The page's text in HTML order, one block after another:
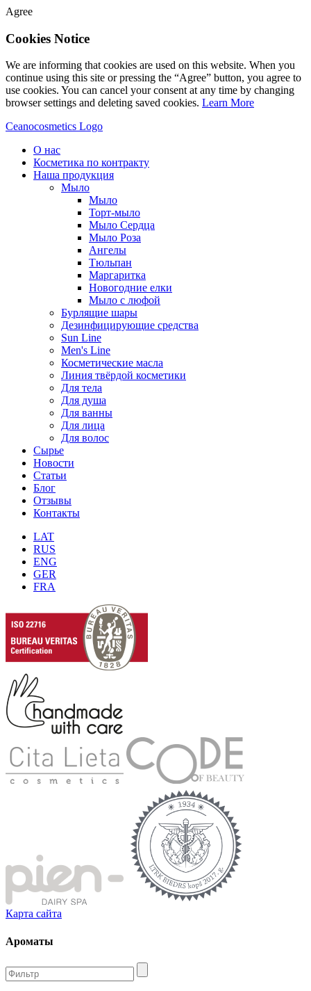
Agree
Cookies Notice
We are informing that cookies are used on this website. When you
continue using this site or pressing the “Agree” button, you agree to
use cookies. You can cancel your consent at any time by changing
browser settings and deleting saved cookies. Learn More
Ceanocosmetics Logo
О нас
Косметика по контракту
Наша продукция
Мыло
Мыло
Торт-мыло
Мыло Сердца
Мыло Роза
Aнгелы
Tюльпан
Mаргаритка
Новогодние елки
Мыло с люфой
Бурлящие шары
Дезинфицирующие средства
Sun Line
Men's Line
Косметические масла
Линия твёрдой косметики
Для тела
Для душа
Для ванны
Для лица
Для волос
Сырье
Новости
Статьи
Блог
Отзывы
Контакты
LAT
RUS
ENG
GER
FRA
Карта сайта
Ароматы